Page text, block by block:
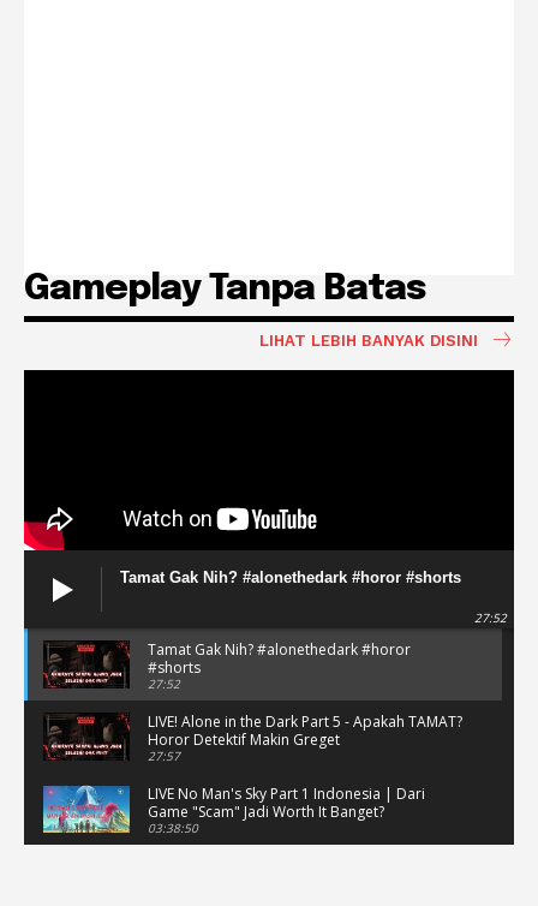
Gameplay Tanpa Batas
LIHAT LEBIH BANYAK DISINI
Tamat Gak Nih? #alonethedark #horor #shorts
27:52
Tamat Gak Nih? #alonethedark #horor
#shorts
27:52
LIVE! Alone in the Dark Part 5 - Apakah TAMAT?
Horor Detektif Makin Greget
27:57
LIVE No Man's Sky Part 1 Indonesia | Dari
Game "Scam" Jadi Worth It Banget?
03:38:50